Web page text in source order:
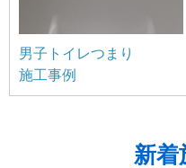
男子トイレつまり
施工事例
新着